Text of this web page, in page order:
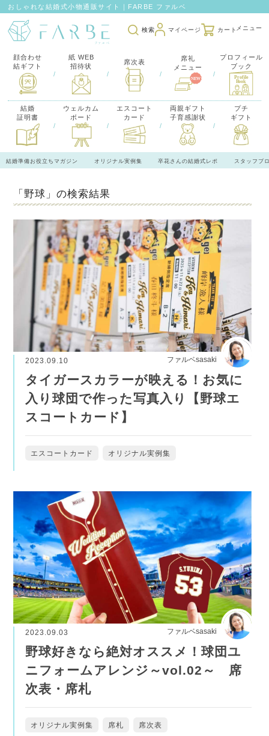
おしゃれな結婚式小物通販サイト｜FARBE ファルベ
検索 マイページ カート
顔合わせ
結ギフト
/
紙 WEB
招待状
/
席次表
/
席礼
メニュー
/
プロフィール
ブック
結婚
証明書
/
ウェルカム
ボード
/
エスコート
カード
/
両親ギフト
子育感謝状
/
プチ
ギフト
結婚準備お役立ちマガジン オリジナル実例集 卒花さんの結婚式レポ スタッフブ
「野球」の検索結果
ファルベsasaki
2023.09.10
タイガースカラーが映える！お気に
入り球団で作った写真入り【野球エ
スコートカード】
エスコートカード オリジナル実例集
ファルベsasaki
2023.09.03
野球好きなら絶対オススメ！球団ユ
ニフォームアレンジ～vol.02～ 席
次表・席札
オリジナル実例集 席札 席次表